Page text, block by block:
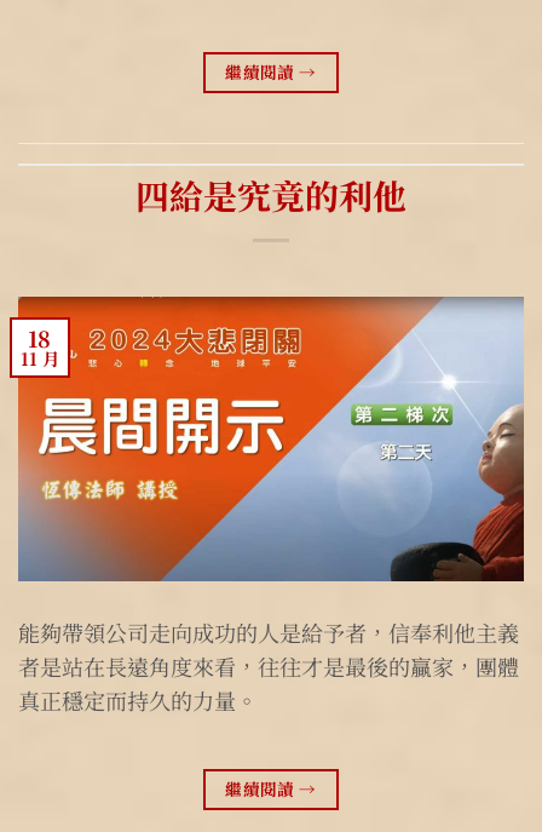
繼續閱讀→
四給是究竟的利他
18
11 月
能夠帶領公司走向成功的人是給予者，信奉利他主義
者是站在長遠角度來看，往往才是最後的贏家，團體
真正穩定而持久的力量。
繼續閱讀→